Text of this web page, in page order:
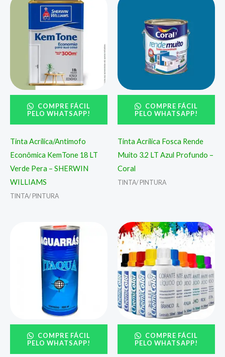
COMPRE FÁCIL
PELO WHATSAPP!
Tinta Acrílica/Antimofo
Econômica KemTone 18 LT
Verde Pera – SHERWIN
WILLIAMS
TINTA/ PINTURA
COMPRE FÁCIL
PELO WHATSAPP!
Tinta Acrílica Fosca Rende
Muito 3.2 LT Azul Profundo –
Coral
TINTA/ PINTURA
COMPRE FÁCIL
PELO WHATSAPP!
COMPRE FÁCIL
PELO WHATSAPP!